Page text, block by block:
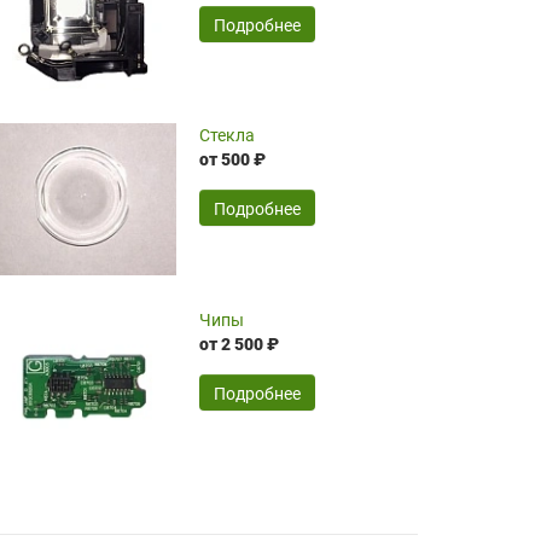
временные затраты по достаточно
оптимизированной стоимости, чему
чрезмерно благодарны!)))
SERGEY FOURSOV,24.04.2026
широкий ассортимент ламп, как оригиналов,
так и аналогов.Быстрое оформление и
передача в доставку, приемлемые цены. Мне
понравилось.
Читать полностью
16.04.2026
Подробнее
Стекла
от 500 ₽
Подробнее
Чипы
от 2 500 ₽
Подробнее